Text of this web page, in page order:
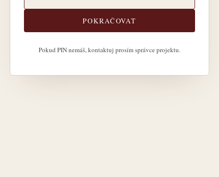
POKRAČOVAT
Pokud PIN nemáš, kontaktuj prosím správce projektu.